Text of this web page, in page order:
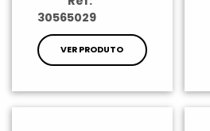
30565029
VER PRODUTO